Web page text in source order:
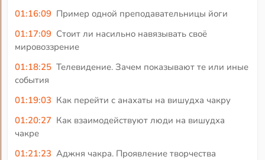
01:16:09 Пример одной преподавательницы йоги
01:17:09 Стоит ли насильно навязывать своё
мировоззрение
01:18:25 Телевидение. Зачем показывают те или иные
события
01:19:03 Как перейти с анахаты на вишудха чакру
01:20:27 Как взаимодействуют люди на вишудха
чакре
01:21:23 Аджня чакра. Проявление творчества